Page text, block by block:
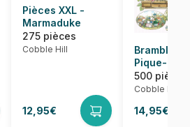
Pièces XXL -
Marmaduke
275 pièces
Cobble Hill
12,95€
Brambly
Pique-
500 pièces
Cobble Hill
14,95€